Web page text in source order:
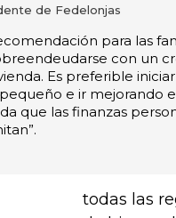
de Fedelonjas
para las
con un
Es preferible
e ir mejorando
que las finanzas
todas las